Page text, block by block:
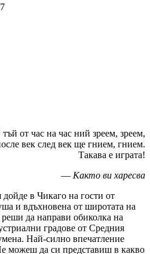
от час на час ний зреем, зреем,
век след век ще гнием, гнием.
Такава е играта!
— Както ви харесва
в Чикаго на гости от
и вдъхновена от широтата на
да направи обиколка на
градове от Средния
Най-силно впечатление
можеш да си представиш в какво